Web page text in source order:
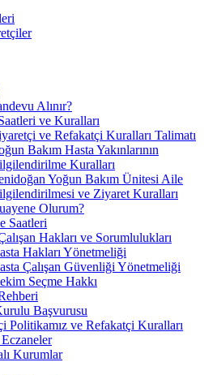
Alınır?
ve Kuralları
ve Refakatçi Kuralları Talimatı
Bakım Hasta Yakınlarının
Kuralları
Yoğun Bakım Ünitesi Aile
ve Ziyaret Kuralları
Olurum?
Saatleri
Hakları ve Sorumlulukları
Hakları Yönetmeliği
Çalışan Güvenliği Yönetmeliği
Seçme Hakkı
Başvurusu
Politikamız ve Refakatçi Kuralları
Kurumlar